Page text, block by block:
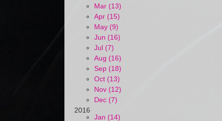
Mar (13)
Apr (15)
May (9)
Jun (16)
Jul (7)
Aug (16)
Sep (18)
Oct (13)
Nov (12)
Dec (7)
2016
Jan (14)